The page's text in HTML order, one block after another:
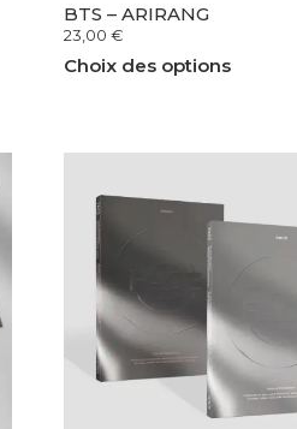
BTS – ARIRANG
23,00€
Choix des options